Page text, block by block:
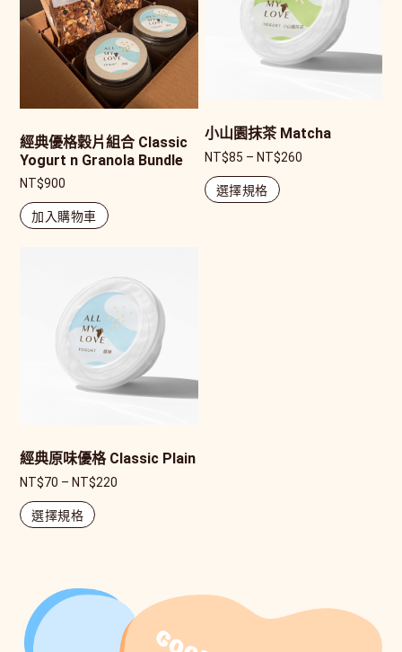
經典優格穀片組合 Classic
Yogurt n Granola Bundle
NT$900
加入購物車
小山園抹茶 Matcha
NT$85 – NT$260
選擇規格
經典原味優格 Classic Plain
NT$70 – NT$220
選擇規格